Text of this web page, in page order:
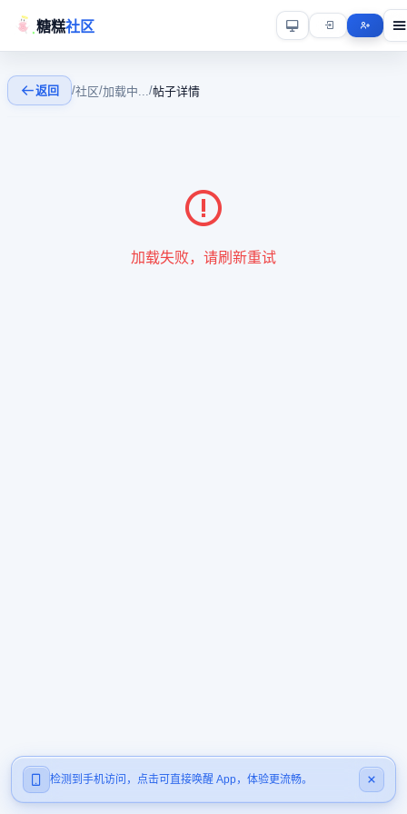
糖糕社区
检测到手机访问，点击可直接唤醒 App，体验更流畅。
返回 /社区/加载中.../帖子详情
加载失败，请刷新重试